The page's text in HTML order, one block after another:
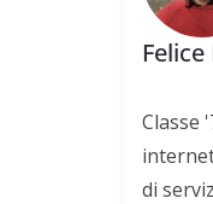
Classe
di